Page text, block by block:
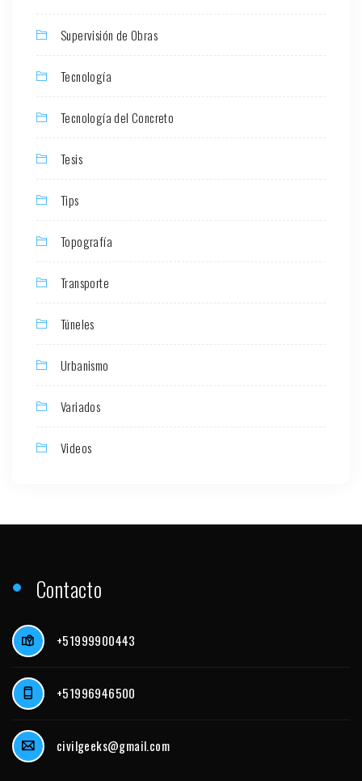
Supervisión de Obras
Tecnología
Tecnología del Concreto
Tesis
Tips
Topografía
Transporte
Túneles
Urbanismo
Variados
Videos
Contacto
+51999900443
+51996946500
civilgeeks@gmail.com